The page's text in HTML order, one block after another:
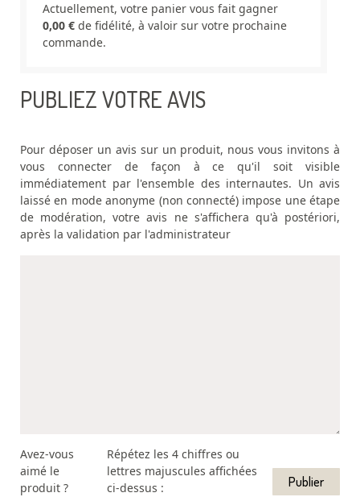
Actuellement, votre panier vous fait gagner
0,00 € de fidélité, à valoir sur votre prochaine
commande.
PUBLIEZ VOTRE AVIS
Pour déposer un avis sur un produit, nous vous invitons à
vous connecter de façon à ce qu'il soit visible
immédiatement par l'ensemble des internautes. Un avis
laissé en mode anonyme (non connecté) impose une étape
de modération, votre avis ne s'affichera qu'à postériori,
après la validation par l'administrateur
Avez-vous
aimé le
produit ?
Répétez les 4 chiffres ou
lettres majuscules affichées
ci-dessus :